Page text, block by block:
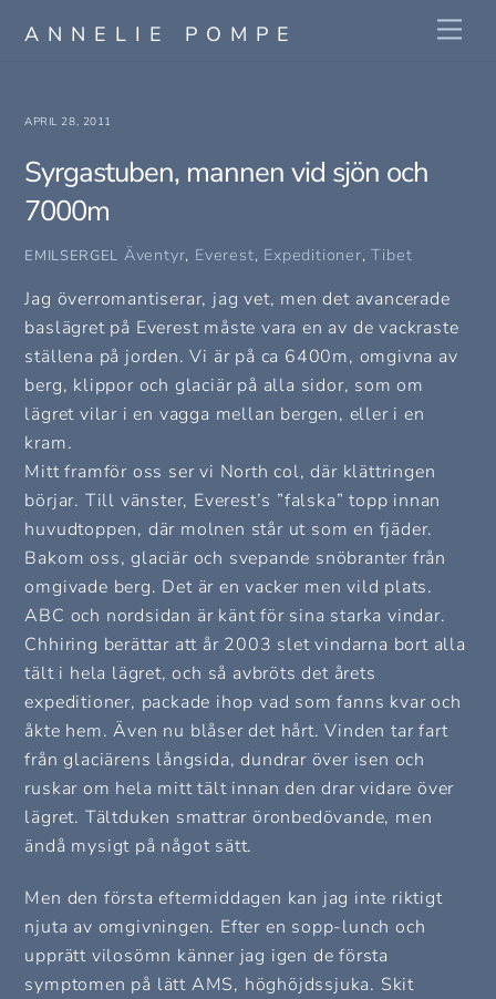
ANNELIE POMPE
APRIL 28, 2011
Syrgastuben, mannen vid sjön och
7000m
EMILSERGEL Äventyr, Everest, Expeditioner,Tibet
Jag överromantiserar, jag vet, men det avancerade
baslägret på Everest måste vara en av de vackraste
ställena på jorden. Vi är på ca 6400m, omgivna av
berg, klippor och glaciär på alla sidor, som om
lägret vilar i en vagga mellan bergen, eller i en
kram.
Mitt framför oss ser vi North col, där klättringen
börjar. Till vänster, Everest’s ”falska” topp innan
huvudtoppen, där molnen står ut som en fjäder.
Bakom oss, glaciär och svepande snöbranter från
omgivade berg. Det är en vacker men vild plats.
ABC och nordsidan är känt för sina starka vindar.
Chhiring berättar att år 2003 slet vindarna bort alla
tält i hela lägret, och så avbröts det årets
expeditioner, packade ihop vad som fanns kvar och
åkte hem. Även nu blåser det hårt. Vinden tar fart
från glaciärens långsida, dundrar över isen och
ruskar om hela mitt tält innan den drar vidare över
lägret. Tältduken smattrar öronbedövande, men
ändå mysigt på något sätt.
Men den första eftermiddagen kan jag inte riktigt
njuta av omgivningen. Efter en sopp-lunch och
upprätt vilosömn känner jag igen de första
symptomen på lätt AMS, höghöjdssjuka. Skit